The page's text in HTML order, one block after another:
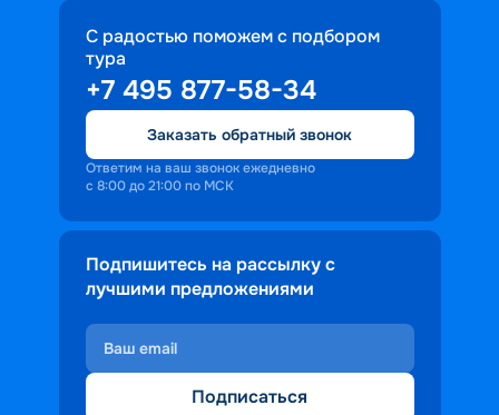
С радостью поможем с подбором
тура
+7 495 877-58-34
Заказать обратный звонок
Ответим на ваш звонок ежедневно
с 8:00 до 21:00 по МСК
Подпишитесь на рассылку с
лучшими предложениями
Подписаться